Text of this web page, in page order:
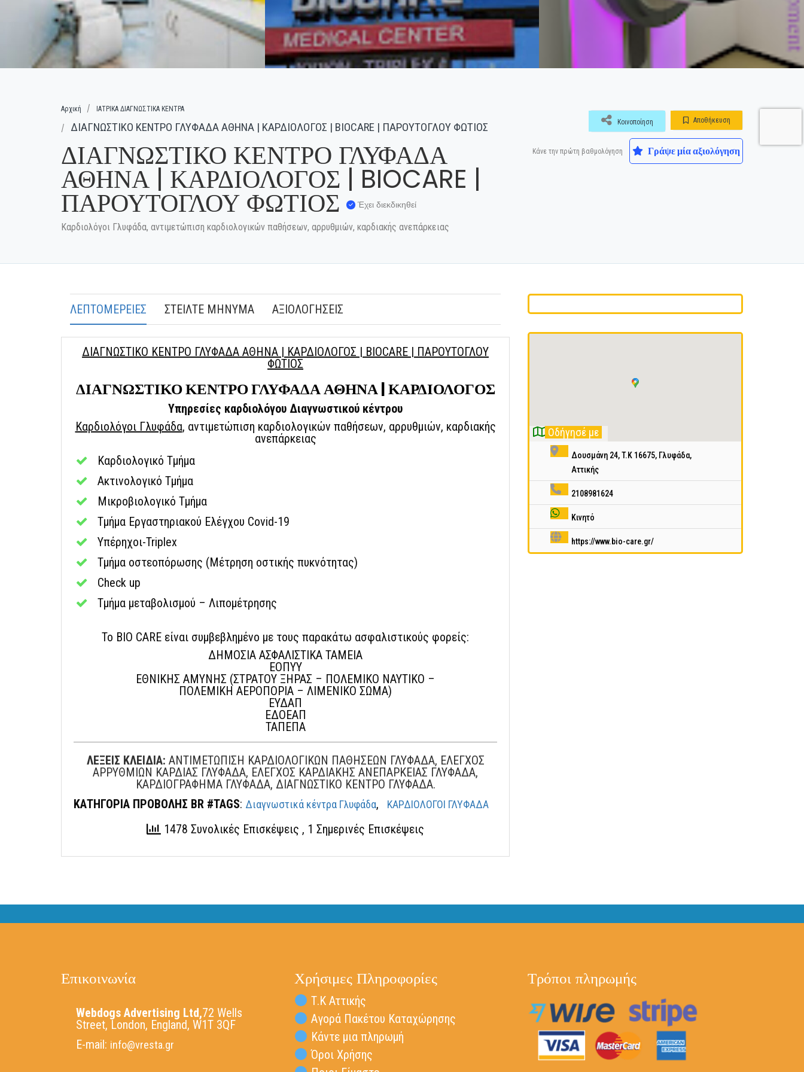
Αρχική ΙΑΤΡΙΚΑ ΔΙΑΓΝΩΣΤΙΚΑ ΚΕΝΤΡΑ
ΔΙΑΓΝΩΣΤΙΚΟ ΚΕΝΤΡΟ ΓΛΥΦΑΔΑ ΑΘΗΝΑ | ΚΑΡΔΙΟΛΟΓΟΣ | BIOCARE | ΠΑΡΟΥΤΟΓΛΟΥ ΦΩΤΙΟΣ
ΔΙΑΓΝΩΣΤΙΚΟ ΚΕΝΤΡΟ ΓΛΥΦΑΔΑ
ΑΘΗΝΑ | ΚΑΡΔΙΟΛΟΓΟΣ | BIOCARE |
ΠΑΡΟΥΤΟΓΛΟΥ ΦΩΤΙΟΣ Έχει διεκδικηθεί
Καρδιολόγοι Γλυφάδα, αντιμετώπιση καρδιολογικών παθήσεων, αρρυθμιών, καρδιακής ανεπάρκειας
Αποθήκευση
Κοινοποίηση
Κάνε την πρώτη βαθμολόγηση Γράψε μία αξιολόγηση
ΛΕΠΤΟΜΕΡΕΙΕΣ ΣΤΕΙΛΤΕ ΜΗΝΥΜΑ ΑΞΙΟΛΟΓΗΣΕΙΣ
ΔΙΑΓΝΩΣΤΙΚΟ ΚΕΝΤΡΟ ΓΛΥΦΑΔΑ ΑΘΗΝΑ | ΚΑΡΔΙΟΛΟΓΟΣ | BIOCARE | ΠΑΡΟΥΤΟΓΛΟΥ
ΦΩΤΙΟΣ
ΔΙΑΓΝΩΣΤΙΚΟ ΚΕΝΤΡΟ ΓΛΥΦΑΔΑ ΑΘΗΝΑ | ΚΑΡΔΙΟΛΟΓΟΣ
Υπηρεσίες καρδιολόγου Διαγνωστικού κέντρου
Καρδιολόγοι Γλυφάδα, αντιμετώπιση καρδιολογικών παθήσεων, αρρυθμιών, καρδιακής
ανεπάρκειας
Καρδιολογικό Τμήμα
Ακτινολογικό Τμήμα
Μικροβιολογικό Τμήμα
Τμήμα Εργαστηριακού Ελέγχου Covid-19
Υπέρηχοι-Triplex
Τμήμα οστεοπόρωσης (Μέτρηση οστικής πυκνότητας)
Check up
Τμήμα μεταβολισμού – Λιπομέτρησης
Το BIO CARE είναι συμβεβλημένο με τους παρακάτω ασφαλιστικούς φορείς:
ΔΗΜΟΣΙΑ ΑΣΦΑΛΙΣΤΙΚΑ ΤΑΜΕΙΑ
ΕΟΠΥΥ
ΕΘΝΙΚΗΣ ΑΜΥΝΗΣ (ΣΤΡΑΤΟΥ ΞΗΡΑΣ – ΠΟΛΕΜΙΚΟ ΝΑΥΤΙΚΟ –
ΠΟΛΕΜΙΚΗ ΑΕΡΟΠΟΡΙΑ – ΛΙΜΕΝΙΚΟ ΣΩΜΑ)
ΕΥΔΑΠ
ΕΔΟΕΑΠ
ΤΑΠΕΠΑ
ΛΕΞΕΙΣ ΚΛΕΙΔΙΑ: ΑΝΤΙΜΕΤΩΠΙΣΗ ΚΑΡΔΙΟΛΟΓΙΚΩΝ ΠΑΘΗΣΕΩΝ ΓΛΥΦΑΔΑ, ΕΛΕΓΧΟΣ
ΑΡΡΥΘΜΙΩΝ ΚΑΡΔΙΑΣ ΓΛΥΦΑΔΑ, ΕΛΕΓΧΟΣ ΚΑΡΔΙΑΚΗΣ ΑΝΕΠΑΡΚΕΙΑΣ ΓΛΥΦΑΔΑ,
ΚΑΡΔΙΟΓΡΑΦΗΜΑ ΓΛΥΦΑΔΑ, ΔΙΑΓΝΩΣΤΙΚΟ ΚΕΝΤΡΟ ΓΛΥΦΑΔΑ.
ΚΑΤΗΓΟΡΙΑ ΠΡΟΒΟΛΗΣ BR #TAGS: Διαγνωστικά κέντρα Γλυφάδα, ΚΑΡΔΙΟΛΟΓΟΙ ΓΛΥΦΑΔΑ
1478 Συνολικές Επισκέψεις , 1 Σημερινές Επισκέψεις
Οδήγησέ με
Δουσμάνη 24, T.K 16675, Γλυφάδα,
Αττικής
2108981624
Κινητό
https://www.bio-care.gr/
Επικοινωνία
Webdogs Advertising Ltd,72 Wells
Street, London, England, W1T 3QF
E-mail: info@vresta.gr
Χρήσιμες Πληροφορίες
Τ.Κ Αττικής
Αγορά Πακέτου Καταχώρησης
Κάντε μια πληρωμή
Όροι Χρήσης
Τρόποι πληρωμής